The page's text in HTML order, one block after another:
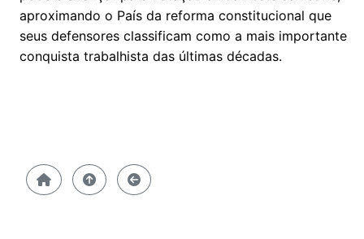
aproximando o País da reforma constitucional que
seus defensores classificam como a mais importante
conquista trabalhista das últimas décadas.